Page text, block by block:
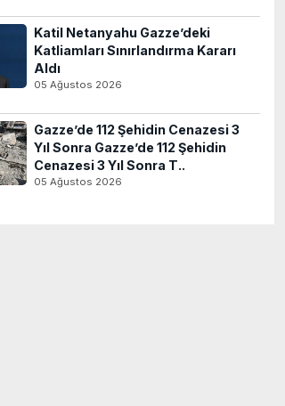
Katil Netanyahu Gazze’deki
Katliamları Sınırlandırma Kararı
Aldı
05 Ağustos 2026
Gazze’de 112 Şehidin Cenazesi 3
Yıl Sonra Gazze’de 112 Şehidin
Cenazesi 3 Yıl Sonra T..
05 Ağustos 2026